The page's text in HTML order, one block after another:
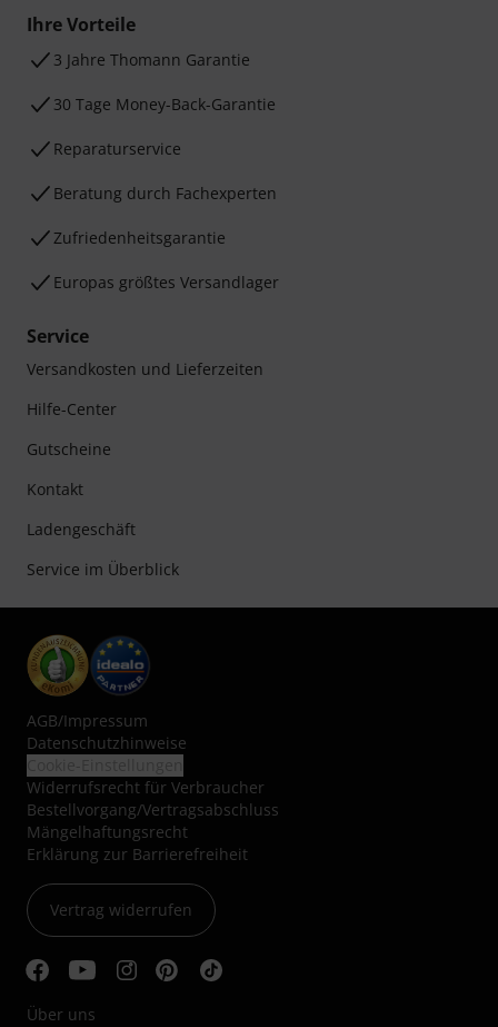
Ihre Vorteile
3 Jahre Thomann Garantie
30 Tage Money-Back-Garantie
Reparaturservice
Beratung durch Fachexperten
Zufriedenheitsgarantie
Europas größtes Versandlager
Service
Versandkosten und Lieferzeiten
Hilfe-Center
Gutscheine
Kontakt
Ladengeschäft
Service im Überblick
AGB/Impressum
Datenschutzhinweise
Widerrufsrecht für Verbraucher
Bestellvorgang/Vertragsabschluss
Mängelhaftungsrecht
Erklärung zur Barrierefreiheit
Vertrag widerrufen
Über uns